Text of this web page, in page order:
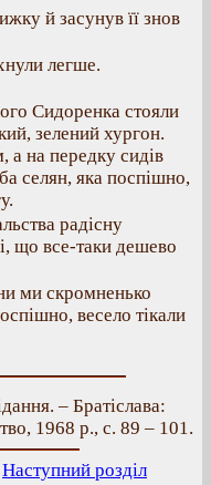
й засунув її знов
легше.
Сидоренка стояли
зелений хургон.
а на передку сидів
селян, яка поспішно,
радісну
що все-таки дешево
ми скромненько
весело тікали
– Братіслава:
1968 р., с. 89 – 101.
Наступний розділ